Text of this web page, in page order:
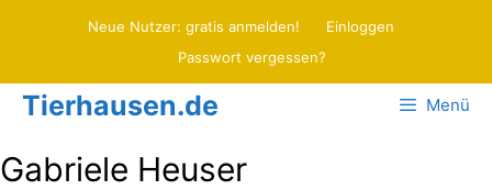
Neue Nutzer: gratis anmelden!
Einloggen
Passwort vergessen?
Tierhausen.de Menü
Gabriele Heuser